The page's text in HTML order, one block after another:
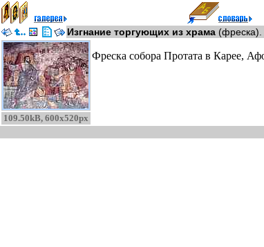
Изгнание торгующих из храма (фреска).
109.50kB, 600x520px
Фреска собора Протата в Карее,